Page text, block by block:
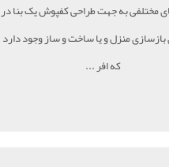
مختلفی به جهت طراحی کفپوش یک بنا در
منزل و یا ساخت و ساز وجود دارد
که افر ...